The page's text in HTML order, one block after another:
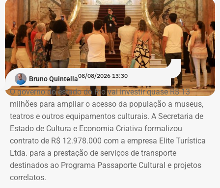
Bruno Quintella08/08/2026 13:30
O governo do estado do Rio vai investir quase R$ 13
milhões para ampliar o acesso da população a museus,
teatros e outros equipamentos culturais. A Secretaria de
Estado de Cultura e Economia Criativa formalizou
contrato de R$ 12.978.000 com a empresa Elite Turística
Ltda. para a prestação de serviços de transporte
destinados ao Programa Passaporte Cultural e projetos
correlatos.